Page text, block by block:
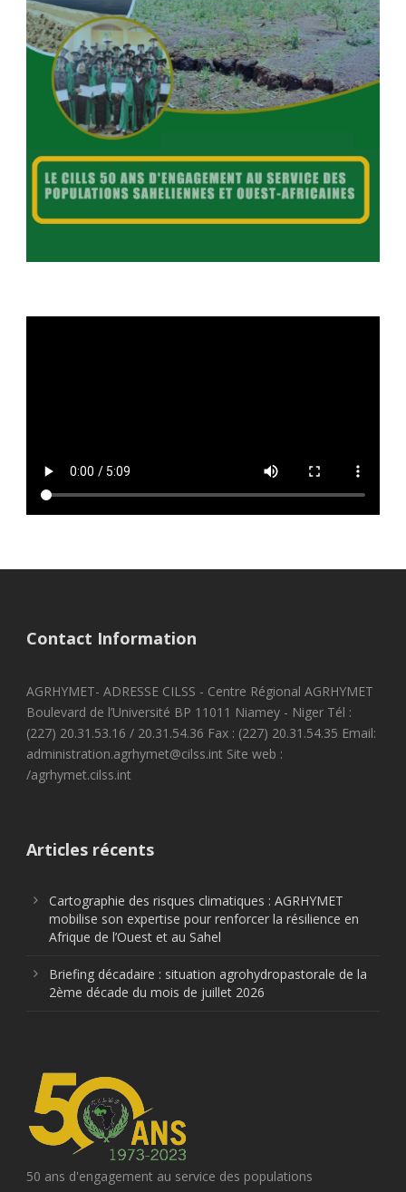
Contact Information
AGRHYMET- ADRESSE CILSS - Centre Régional AGRHYMET
Boulevard de l’Université BP 11011 Niamey - Niger Tél :
(227) 20.31.53.16 / 20.31.54.36 Fax : (227) 20.31.54.35 Email:
administration.agrhymet@cilss.int Site web :
/agrhymet.cilss.int
Articles récents
Cartographie des risques climatiques : AGRHYMET
mobilise son expertise pour renforcer la résilience en
Afrique de l’Ouest et au Sahel
Briefing décadaire : situation agrohydropastorale de la
2ème décade du mois de juillet 2026
50 ans d'engagement au service des populations